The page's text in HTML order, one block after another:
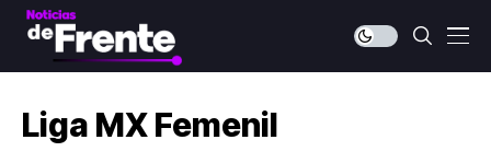
Liga MX Femenil